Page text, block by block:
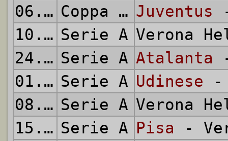
06.11.1985
Coppa Campioni Juventus
10.11.1985 Serie A Verona
24.11.1985 Serie A Atalanta
01.12.1985 Serie A Udinese -
08.12.1985 Serie A Verona
15.12.1985 Serie A Pisa -